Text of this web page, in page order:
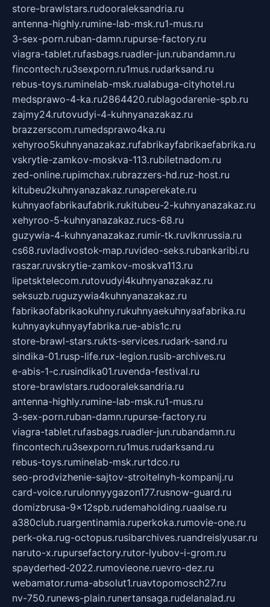
store-brawlstars.rudooraleksandria.ru
antenna-highly.rumine-lab-msk.ru1-mus.ru
3-sex-porn.ruban-damn.rupurse-factory.ru
viagra-tablet.rufasbags.ruadler-jun.rubandamn.ru
fincontech.ru3sexporn.ru1mus.rudarksand.ru
rebus-toys.ruminelab-msk.rualabuga-cityhotel.ru
medsprawo-4-ka.ru2864420.rublagodarenie-spb.ru
zajmy24.rutovudyi-4-kuhnyanazakaz.ru
brazzerscom.rumedsprawo4ka.ru
xehyroo5kuhnyanazakaz.rufabrikayfabrikaefabrika.ru
vskrytie-zamkov-moskva-113.rubiletnadom.ru
zed-online.rupimchax.rubrazzers-hd.ruz-host.ru
kitubeu2kuhnyanazakaz.runaperekate.ru
kuhnyaofabrikaufabrik.rukitubeu-2-kuhnyanazakaz.ru
xehyroo-5-kuhnyanazakaz.rucs-68.ru
guzywia-4-kuhnyanazakaz.rumir-tk.ruvlknrussia.ru
cs68.ruvladivostok-map.ruvideo-seks.rubankaribi.ru
raszar.ruvskrytie-zamkov-moskva113.ru
lipetsktelecom.rutovudyi4kuhnyanazakaz.ru
seksuzb.ruguzywia4kuhnyanazakaz.ru
fabrikaofabrikaokuhny.rukuhnyaekuhnyaafabrika.ru
kuhnyaykuhnyayfabrika.rue-abis1c.ru
store-brawl-stars.rukts-services.rudark-sand.ru
sindika-01.rusp-life.rux-legion.rusib-archives.ru
e-abis-1-c.rusindika01.ruvenda-festival.ru
store-brawlstars.rudooraleksandria.ru
antenna-highly.rumine-lab-msk.ru1-mus.ru
3-sex-porn.ruban-damn.rupurse-factory.ru
viagra-tablet.rufasbags.ruadler-jun.rubandamn.ru
fincontech.ru3sexporn.ru1mus.rudarksand.ru
rebus-toys.ruminelab-msk.rurtdco.ru
seo-prodvizhenie-sajtov-stroitelnyh-kompanij.ru
card-voice.rurulonnyygazon177.rusnow-guard.ru
domizbrusa-9x12spb.rudemaholding.ruaalse.ru
a380club.ruargentinamia.ruperkoka.rumovie-one.ru
perk-oka.rug-octopus.rusibarchives.ruandreislyusar.ru
naruto-x.rupursefactory.rutor-lyubov-i-grom.ru
spayderhed-2022.rumovieone.ruevro-dez.ru
webamator.ruma-absolut1.ruavtopomosch27.ru
nv-750.runews-plain.runertansaga.rudelanalad.ru